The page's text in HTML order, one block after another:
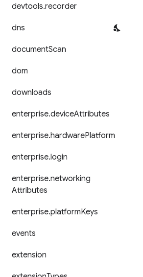
devtools.recorder
dns
documentScan
dom
downloads
enterprise.deviceAttributes
enterprise.hardwarePlatform
enterprise.login
enterprise.networking
Attributes
enterprise.platformKeys
events
extension